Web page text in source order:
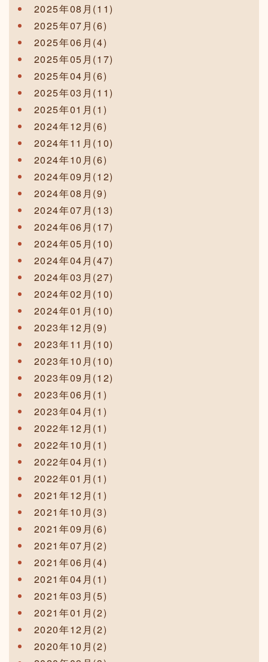
2025年08月(11)
2025年07月(6)
2025年06月(4)
2025年05月(17)
2025年04月(6)
2025年03月(11)
2025年01月(1)
2024年12月(6)
2024年11月(10)
2024年10月(6)
2024年09月(12)
2024年08月(9)
2024年07月(13)
2024年06月(17)
2024年05月(10)
2024年04月(47)
2024年03月(27)
2024年02月(10)
2024年01月(10)
2023年12月(9)
2023年11月(10)
2023年10月(10)
2023年09月(12)
2023年06月(1)
2023年04月(1)
2022年12月(1)
2022年10月(1)
2022年04月(1)
2022年01月(1)
2021年12月(1)
2021年10月(3)
2021年09月(6)
2021年07月(2)
2021年06月(4)
2021年04月(1)
2021年03月(5)
2021年01月(2)
2020年12月(2)
2020年10月(2)